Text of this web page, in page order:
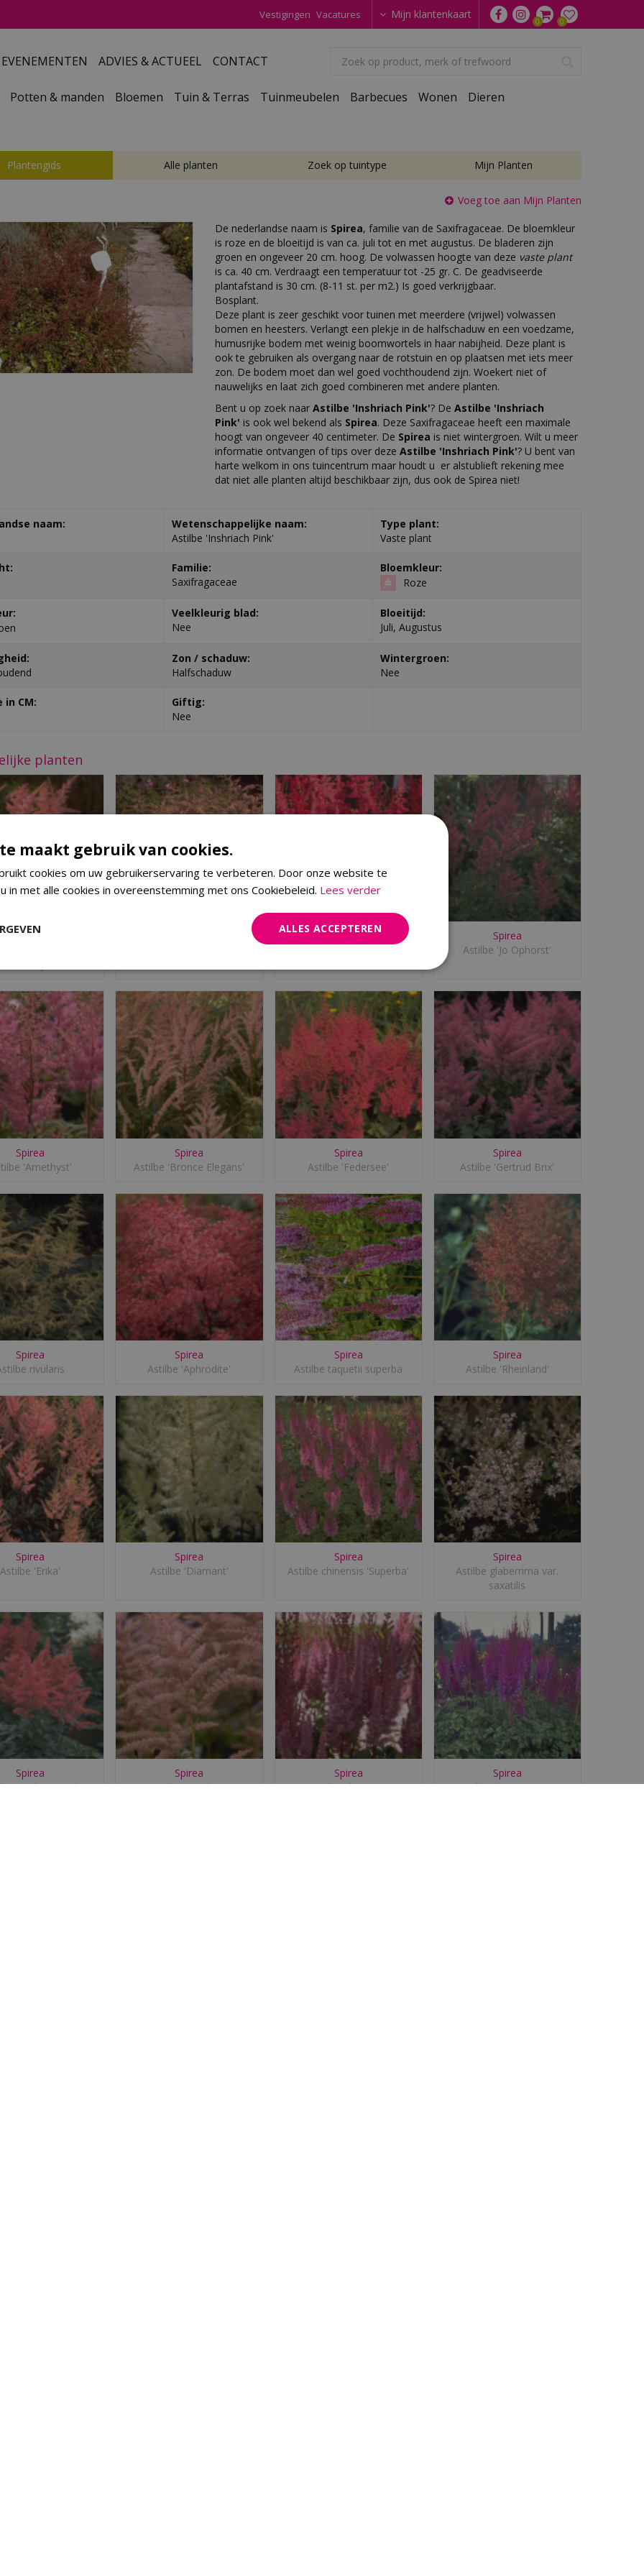
Vestigingen Vacatures Mijn klantenkaart
EVENEMENTEN ADVIES & ACTUEEL CONTACT
Potten & manden Bloemen Tuin & Terras Tuinmeubelen Barbecues Wonen Dieren
Plantengids Alle planten Zoek op tuintype Mijn Planten
Voeg toe aan Mijn Planten
De nederlandse naam is Spirea, familie van de Saxifragaceae. De bloemkleur
is roze en de bloeitijd is van ca. juli tot en met augustus. De bladeren zijn
groen en ongeveer 20 cm. hoog. De volwassen hoogte van deze vaste plant
is ca. 40 cm. Verdraagt een temperatuur tot -25 gr. C. De geadviseerde
plantafstand is 30 cm. (8-11 st. per m2.) Is goed verkrijgbaar.
Bosplant.
Deze plant is zeer geschikt voor tuinen met meerdere (vrijwel) volwassen
bomen en heesters. Verlangt een plekje in de halfschaduw en een voedzame,
humusrijke bodem met weinig boomwortels in haar nabijheid. Deze plant is
ook te gebruiken als overgang naar de rotstuin en op plaatsen met iets meer
zon. De bodem moet dan wel goed vochthoudend zijn. Woekert niet of
nauwelijks en laat zich goed combineren met andere planten.
Bent u op zoek naar Astilbe 'Inshriach Pink'? De Astilbe 'Inshriach
Pink' is ook wel bekend als Spirea. Deze Saxifragaceae heeft een maximale
hoogt van ongeveer 40 centimeter. De Spirea is niet wintergroen. Wilt u meer
informatie ontvangen of tips over deze Astilbe 'Inshriach Pink'? U bent van
harte welkom in ons tuincentrum maar houdt u er alstublieft rekening mee
dat niet alle planten altijd beschikbaar zijn, dus ook de Spirea niet!
naam:
Wetenschappelijke naam:
Astilbe 'Inshriach Pink'
Type plant:
Vaste plant
Familie:
Saxifragaceae
Bloemkleur:
Roze
Veelkleurig blad:
Nee
Bloeitijd:
Juli, Augustus
Zon / schaduw:
Halfschaduw
Wintergroen:
Nee
in CM:
Giftig:
Nee
planten
Spirea
Spirea
Spirea
Astilbe 'Jo Ophorst'
Spirea
'Amethyst'
Spirea
Astilbe 'Bronce Elegans'
Spirea
Astilbe 'Federsee'
Spirea
Astilbe 'Gertrud Brix'
Spirea
rivularis
Spirea
Astilbe 'Aphrodite'
Spirea
Astilbe taquetii superba
Spirea
Astilbe 'Rheinland'
Spirea
Astilbe 'Erika'
Spirea
Astilbe 'Diamant'
Spirea
Astilbe chinensis 'Superba'
Spirea
Astilbe glaberrima var.
saxatilis
Spirea
'Red Sentinel'
Spirea
Astilbe 'Cattleya'
Spirea
Astilbe chinensis
Spirea
Astilbe chinensis 'Sp?
maakt gebruik van cookies.
cookies om uw gebruikerservaring te verbeteren. Door onze website te
in met alle cookies in overeenstemming met ons Cookiebeleid. Lees verder
ALLES ACCEPTEREN